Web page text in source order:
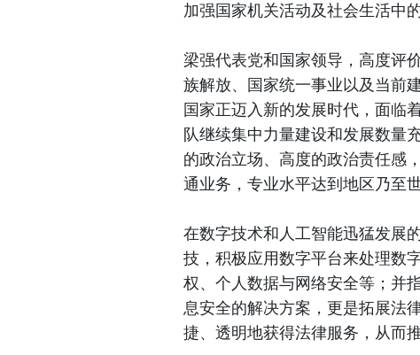
加强国家机关活动及社会生活中
梁强代表党和国家领导，高度评
族解放、国家统一事业以及当前
国家正迈入新的发展时代，面临
队继续集中力量建设和发展数量
的政治立场、高度的政治责任感
通业务，专业水平达到地区乃至
在数字技术和人工智能迅猛发展
技，积极应用数字平台来处理数
权、个人数据与网络安全等；并
息安全的解决方案，更是拓展法
捷、透明地获得法律服务，从而